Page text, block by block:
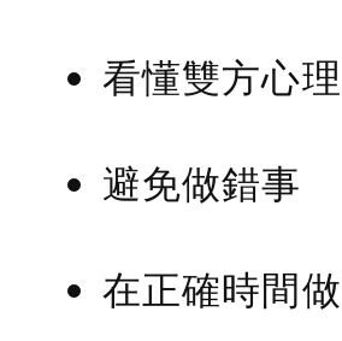
看懂雙方心理
避免做錯事
在正確時間